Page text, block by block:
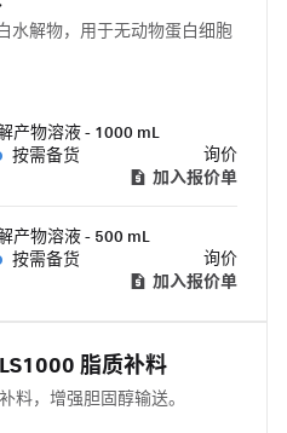
水解物，用于无动物蛋白细胞
产物溶液 - 1000 mL
按需备货
询价
加入报价单
产物溶液 - 500 mL
按需备货
询价
加入报价单
脂质补料
料，增强胆固醇输送。